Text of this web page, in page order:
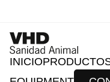
INICIO